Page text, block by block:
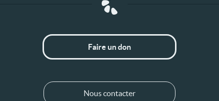
Faire un don
Nous contacter